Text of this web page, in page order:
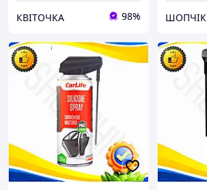
КВІТОЧКА 98% ШОПЧІК